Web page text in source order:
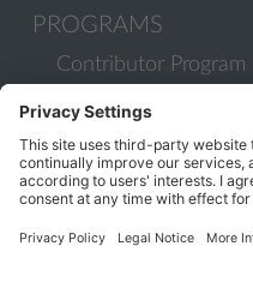
PROGRAMS
Contributor Program
Partner Program
COMMUNITY